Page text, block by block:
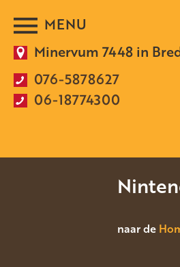
Minervum 7448 in
076-5878627
06-18774300
naar de